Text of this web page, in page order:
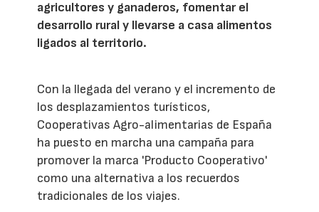
agricultores y ganaderos, fomentar el
desarrollo rural y llevarse a casa alimentos
ligados al territorio.
Con la llegada del verano y el incremento de
los desplazamientos turísticos,
Cooperativas Agro-alimentarias de España
ha puesto en marcha una campaña para
promover la marca 'Producto Cooperativo'
como una alternativa a los recuerdos
tradicionales de los viajes.